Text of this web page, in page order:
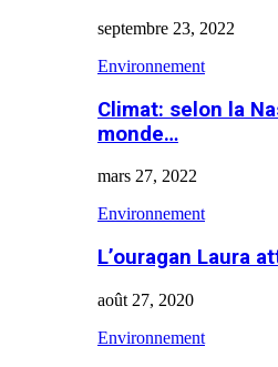
septembre 23, 2022
Environnement
Climat: selon la
monde…
mars 27, 2022
Environnement
L’ouragan Laura
août 27, 2020
Environnement